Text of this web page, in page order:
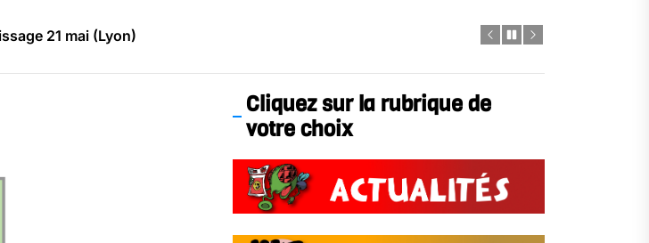
Cliquez sur la rubrique de
votre choix